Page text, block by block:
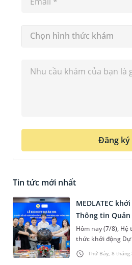
Chọn hình thức khám
Đăng ký
Tin tức mới nhất
Thứ Bảy, 8 tháng
MEDLATEC
Thông tin Quản
Hôm nay (7/8), Hệ
thức khởi động
Quản lý Bệnh viện
System) giai đoạn